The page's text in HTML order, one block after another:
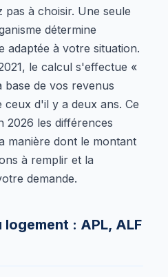
à choisir. Une seule
détermine
adaptée à votre situation.
le calcul s'effectue «
de vos revenus
d'il y a deux ans. Ce
2026 les différences
manière dont le montant
à remplir et la
demande.
: APL, ALF